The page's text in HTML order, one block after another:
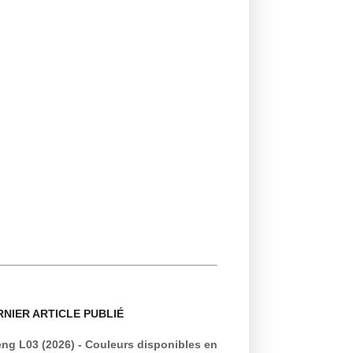
ARTICLE PUBLIÉ
L03 (2026) - Couleurs disponibles en